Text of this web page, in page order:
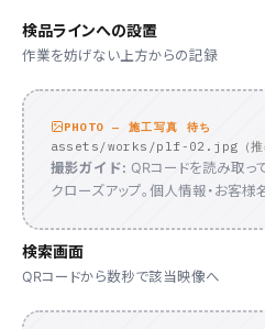
検品ラインへの設置
作業を妨げない上方からの記録
PHOTO — 施工写真 待ち
assets/works/plf-02.jpg（推
撮影ガイド: QRコードを読み取っ
クローズアップ。個人情報・お客様
検索画面
QRコードから数秒で該当映像へ